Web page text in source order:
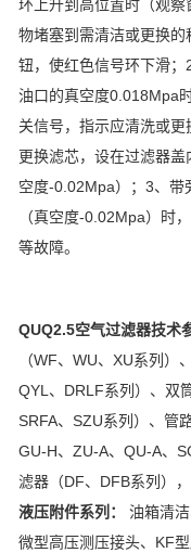
环上升到高位置时（观
物堵塞到需清洁或更换
钮，使红色信号环下滑
油口的真空度0.018Mpa
关信号，指示应清洗或
更换滤芯，设在过滤器
空度-0.02Mpa）；3、带
（真空度-0.02Mpa）时
等故障。
QUQ2.5空气过滤器技术
（WF、WU、XU系列）
QYL、DRLF系列）、双
SRFA、SZU系列）、管
GU-H、ZU-A、QU-A、
滤器（DF、DFB系列）
液压附件系列：
油箱清
微型高压测压接头、KF